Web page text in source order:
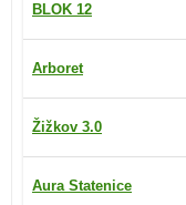
BLOK 12
Arboret
Žižkov 3.0
Aura Statenice